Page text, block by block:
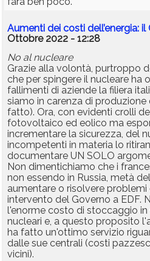
Aumenti dei costi dell’energia:
Ottobre 2022 - 12:28
No al nucleare
Grazie alla volontà, purtroppo
che per spingere il nucleare ha
fallimenti di aziende la filiera
siamo in carenza di
fatto). Ora, con evidenti crolli
fotovoltaico ed eolico ma
incrementare la sicurezza, del
incompetenti in materia lo
documentare UN SOLO
Non dimentichiamo che i
non essendo in Russia, metà
aumentare o risolvere
intervento del Governo a EDF.
l'enorme costo di stoccaggio
nucleari e, a questo proposito
ha fatto un'ottimo servizio
dalle sue centrali (costi
vicini).